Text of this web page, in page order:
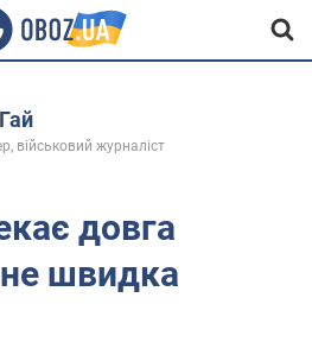
військовий журналіст
довга
швидка